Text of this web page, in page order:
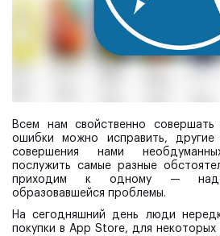
Всем нам свойственно
ошибки можно исправить,
совершения нами
послужить самые разные
приходим к одному —
образовавшейся проблемы.
На сегодняшний день люди
покупки в App Store, для некоторых